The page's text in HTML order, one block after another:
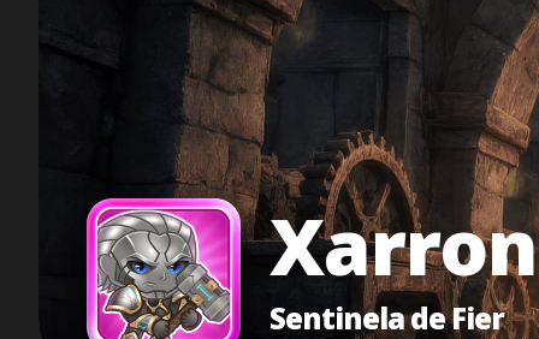
Xarron
Sentinela de Fier